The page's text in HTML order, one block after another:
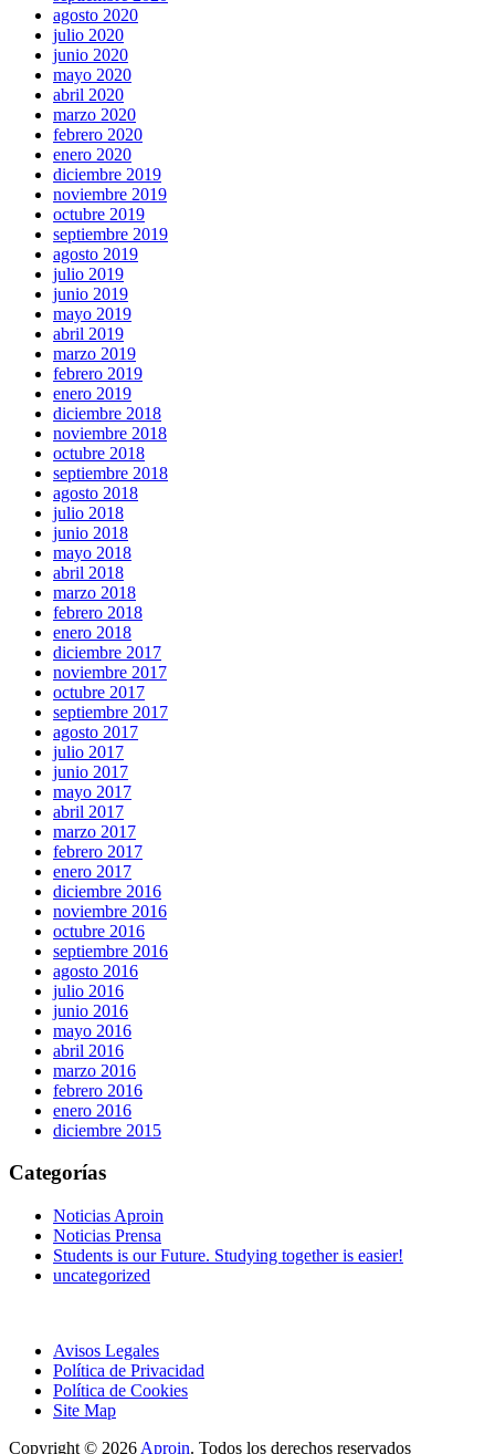
agosto 2020
julio 2020
junio 2020
mayo 2020
abril 2020
marzo 2020
febrero 2020
enero 2020
diciembre 2019
noviembre 2019
octubre 2019
septiembre 2019
agosto 2019
julio 2019
junio 2019
mayo 2019
abril 2019
marzo 2019
febrero 2019
enero 2019
diciembre 2018
noviembre 2018
octubre 2018
septiembre 2018
agosto 2018
julio 2018
junio 2018
mayo 2018
abril 2018
marzo 2018
febrero 2018
enero 2018
diciembre 2017
noviembre 2017
octubre 2017
septiembre 2017
agosto 2017
julio 2017
junio 2017
mayo 2017
abril 2017
marzo 2017
febrero 2017
enero 2017
diciembre 2016
noviembre 2016
octubre 2016
septiembre 2016
agosto 2016
julio 2016
junio 2016
mayo 2016
abril 2016
marzo 2016
febrero 2016
enero 2016
diciembre 2015
Categorías
Noticias Aproin
Noticias Prensa
Students is our Future. Studying together is easier!
uncategorized
Avisos Legales
Política de Privacidad
Política de Cookies
Site Map
Copyright © 2026 Aproin. Todos los derechos reservados